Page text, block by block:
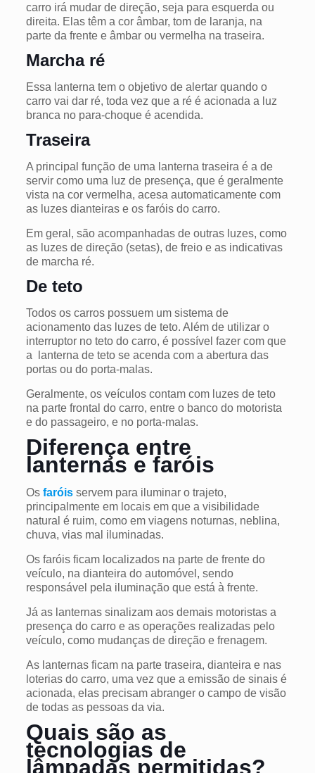
carro irá mudar de direção, seja para esquerda ou
direita. Elas têm a cor âmbar, tom de laranja, na
parte da frente e âmbar ou vermelha na traseira.
Marcha ré
Essa lanterna tem o objetivo de alertar quando o
carro vai dar ré, toda vez que a ré é acionada a luz
branca no para-choque é acendida.
Traseira
A principal função de uma lanterna traseira é a de
servir como uma luz de presença, que é geralmente
vista na cor vermelha, acesa automaticamente com
as luzes dianteiras e os faróis do carro.
Em geral, são acompanhadas de outras luzes, como
as luzes de direção (setas), de freio e as indicativas
de marcha ré.
De teto
Todos os carros possuem um sistema de
acionamento das luzes de teto. Além de utilizar o
interruptor no teto do carro, é possível fazer com que
a lanterna de teto se acenda com a abertura das
portas ou do porta-malas.
Geralmente, os veículos contam com luzes de teto
na parte frontal do carro, entre o banco do motorista
e do passageiro, e no porta-malas.
Diferença entre
lanternas e faróis
Os faróis servem para iluminar o trajeto,
principalmente em locais em que a visibilidade
natural é ruim, como em viagens noturnas, neblina,
chuva, vias mal iluminadas.
Os faróis ficam localizados na parte de frente do
veículo, na dianteira do automóvel, sendo
responsável pela iluminação que está à frente.
Já as lanternas sinalizam aos demais motoristas a
presença do carro e as operações realizadas pelo
veículo, como mudanças de direção e frenagem.
As lanternasficam na parte traseira, dianteira e nas
loterias do carro, uma vez que a emissão de sinais é
acionada, elas precisam abranger o campo de visão
de todas as pessoas da via.
Quais são as
tecnologias de
lâmpadas permitidas?